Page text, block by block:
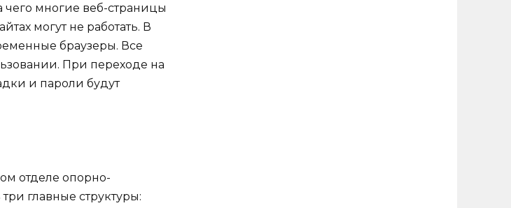
многие веб-страницы
могут не работать. В
браузеры. Все
При переходе на
и пароли будут
отделе опорно-
главные структуры: